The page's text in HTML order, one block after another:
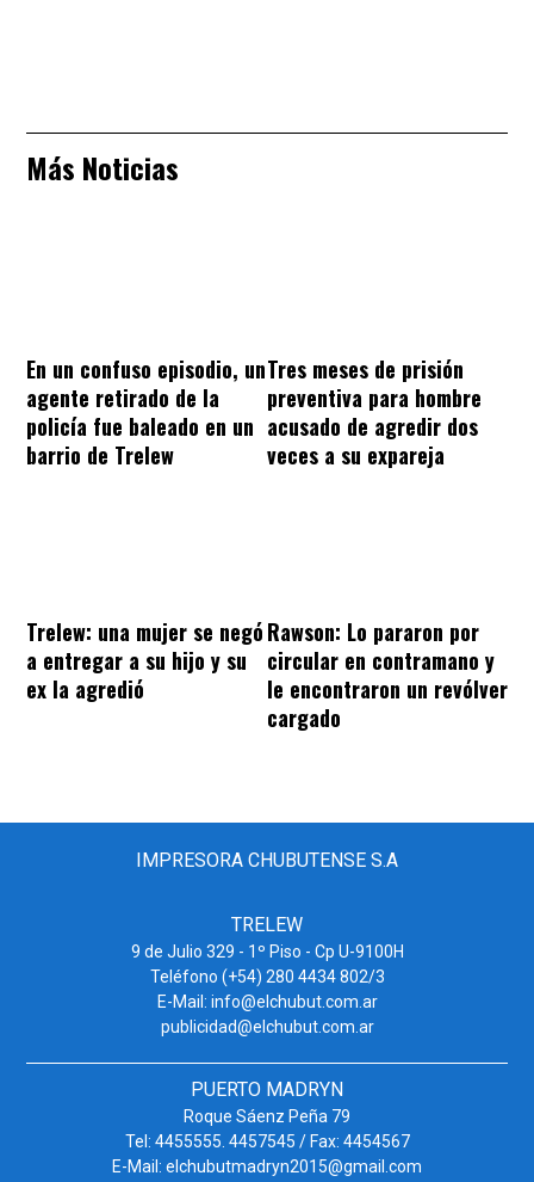
Más Noticias
En un confuso episodio, un
agente retirado de la
policía fue baleado en un
barrio de Trelew
Tres meses de prisión
preventiva para hombre
acusado de agredir dos
veces a su expareja
Trelew: una mujer se negó
a entregar a su hijo y su
ex la agredió
Rawson: Lo pararon por
circular en contramano y
le encontraron un revólver
cargado
IMPRESORA CHUBUTENSE S.A
TRELEW
9 de Julio 329 - 1º Piso - Cp U-9100H
Teléfono (+54) 280 4434 802/3
E-Mail: info@elchubut.com.ar
publicidad@elchubut.com.ar
PUERTO MADRYN
Roque Sáenz Peña 79
Tel: 4455555. 4457545 / Fax: 4454567
E-Mail: elchubutmadryn2015@gmail.com